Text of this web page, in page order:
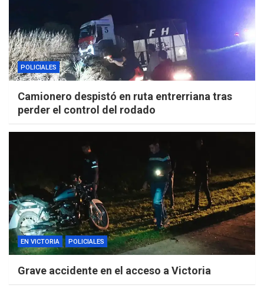
POLICIALES
Camionero despistó en ruta entrerriana tras
perder el control del rodado
EN VICTORIA POLICIALES
Grave accidente en el acceso a Victoria